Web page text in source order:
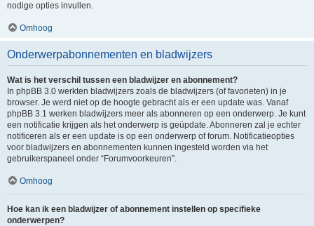
nodige opties invullen.
Omhoog
Onderwerpabonnementen en bladwijzers
Wat is het verschil tussen een bladwijzer en abonnement?
In phpBB 3.0 werkten bladwijzers zoals de bladwijzers (of favorieten) in je
browser. Je werd niet op de hoogte gebracht als er een update was. Vanaf
phpBB 3.1 werken bladwijzers meer als abonneren op een onderwerp. Je kunt
een notificatie krijgen als het onderwerp is geüpdate. Abonneren zal je echter
notificeren als er een update is op een onderwerp of forum. Notificatieopties
voor bladwijzers en abonnementen kunnen ingesteld worden via het
gebruikerspaneel onder “Forumvoorkeuren”.
Omhoog
Hoe kan ik een bladwijzer of abonnement instellen op specifieke
onderwerpen?